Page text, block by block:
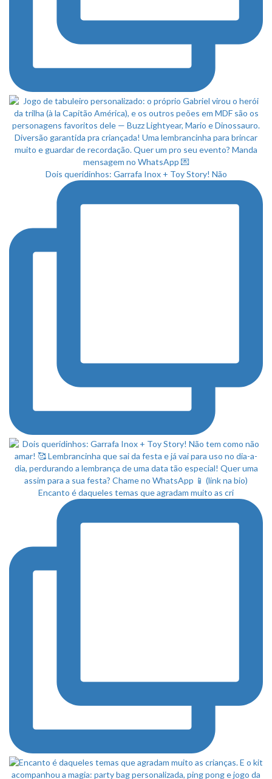
Dois queridinhos: Garrafa Inox + Toy Story! Não
Encanto é daqueles temas que agradam muito as cri